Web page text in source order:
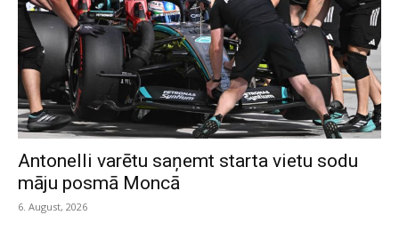
Antonelli varētu saņemt starta vietu sodu
māju posmā Moncā
6. August, 2026